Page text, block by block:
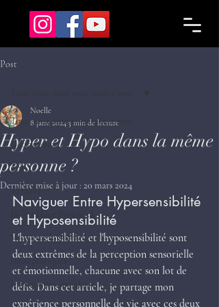
Post
Tout, tout, tout vous saurez tout…
Définitions
TSA
TDA/H
HQI - Haut Potentiel
Vous avez la parole !
Infos pratiques
Interactions sociales
Tout, tout, tout vous saurez tout…
Hyper et Hypo dans la même
personne ?
Noelle
8 janv. 20243 min de lecture
Dernière mise à jour : 20 mars 2024
Naviguer Entre Hypersensibilité
et Hyposensibilité
L'hypersensibilité et l'hyposensibilité sont
deux extrêmes de la perception sensorielle
et émotionnelle, chacune avec son lot de
défis. Dans cet article, je partage mon
expérience personnelle de vie avec ces deux